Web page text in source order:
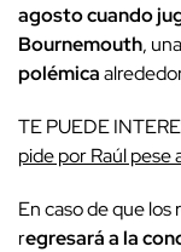
agosto cuando
Bournemouth,
polémica
TE PUEDE
pide por Raúl
En caso de que
regresará a la